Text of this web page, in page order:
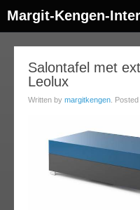
Margit-Kengen-
Salontafel met
Leolux
Written by margitkengen .